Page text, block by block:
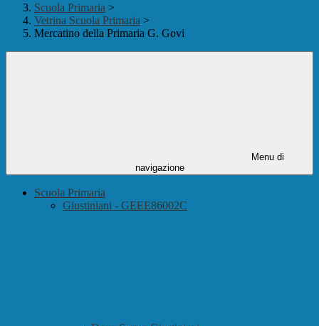
Scuola Primaria >
Vetrina Scuola Primaria >
Mercatino della Primaria G. Govi
Menu di
navigazione
Scuola Primaria
Giustiniani - GEEE86002C